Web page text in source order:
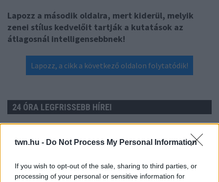
twn.hu - Do Not Process My Personal Information
If you wish to opt-out of the sale, sharing to third parties, or
processing of your personal or sensitive information for
Lapozz a második oldalra, mert kiderül, melyik
zenei stílus kedvelőit tartják a kutatások az
átlagosnál intelligensebbnek!
Lapozz, a cikk a következő oldalon folytatódik!
24 ÓRA LEGFRISSEBB HÍREI
JELENTKEZIK EZ A HIÁNYÁLLAPOT –
AZ ELSŐ JELEK SZINTE
Nálad is felléphet